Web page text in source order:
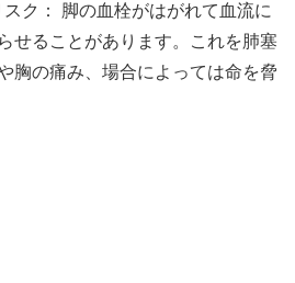
ク： 脚の血栓がはがれて血流に
せることがあります。これを肺塞
胸の痛み、場合によっては命を脅